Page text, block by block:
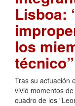
Lisboa:
los
técnico”
Tras su actuación
vivió momentos
cuadro de los